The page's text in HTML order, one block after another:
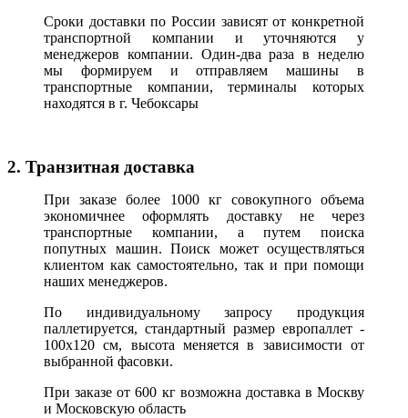
Сроки доставки по России зависят от конкретной
транспортной компании и уточняются у
менеджеров компании. Один-два раза в неделю
мы формируем и отправляем машины в
транспортные компании, терминалы которых
находятся в г. Чебоксары
2. Транзитная доставка
При заказе более 1000 кг совокупного объема
экономичнее оформлять доставку не через
транспортные компании, а путем поиска
попутных машин. Поиск может осуществляться
клиентом как самостоятельно, так и при помощи
наших менеджеров.
По индивидуальному запросу продукция
паллетируется, стандартный размер европаллет -
100х120 см, высота меняется в зависимости от
выбранной фасовки.
При заказе от 600 кг возможна доставка в Москву
и Московскую область